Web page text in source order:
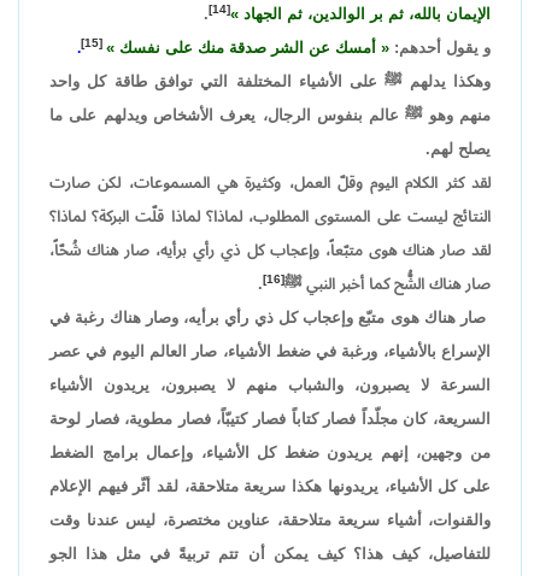
الإيمان بالله، ثم بر الوالدين، ثم الجهاد
[14]
.
و يقول أحدهم:
أمسك عن الشر صدقة منك على نفسك [15]
.
وهكذا يدلهم ﷺ على الأشياء المختلفة التي توافق طاقة كل واحد
منهم وهو ﷺ عالم بنفوس الرجال، يعرف الأشخاص ويدلهم على ما
يصلح لهم.
لقد كثر الكلام اليوم وقلّ العمل، وكثيرة هي المسموعات، لكن صارت
النتائج ليست على المستوى المطلوب، لماذا؟ لماذا قلّت البركة؟ لماذا؟
لقد صار هناك هوى متبّعاً، وإعجاب كل ذي رأي برأيه، صار هناك شُحّاً،
صار هناك الشُّح كما أخبر النبي ﷺ[16]
.
صار هناك هوى متبّع وإعجاب كل ذي رأي برأيه، وصار هناك رغبة في
الإسراع بالأشياء، ورغبة في ضغط الأشياء، صار العالم اليوم في عصر
السرعة لا يصبرون، والشباب منهم لا يصبرون، يريدون الأشياء
السريعة، كان مجلّداً فصار كتاباً فصار كتيبّاً، فصار مطوية، فصار لوحة
من وجهين، إنهم يريدون ضغط كل الأشياء، وإعمال برامج الضغط
على كل الأشياء، يريدونها هكذا سريعة متلاحقة، لقد أثّر فيهم الإعلام
والقنوات، أشياء سريعة متلاحقة، عناوين مختصرة، ليس عندنا وقت
للتفاصيل، كيف هذا؟ كيف يمكن أن تتم تربيةً في مثل هذا الجو